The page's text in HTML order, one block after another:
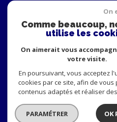
© 2026 | Tous droits réservés |
Admin
Nos partenaires
On
Comme beaucoup,
utilise les
On aimerait vous
votre visite.
En poursuivant, vous acceptez
cookies par ce site, afin de vous
contenus adaptés et réaliser
PARAMÉTRER OK